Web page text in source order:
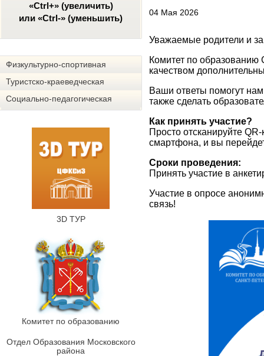
«Ctrl+» (увеличить)
или «Ctrl-» (уменьшить)
Физкультурно-спортивная
Туристско-краеведческая
Социально-педагогическая
3D ТУР
Комитет по образованию
Отдел Образования Московского
района
04 Мая 2026
Уважаемые родители и
Комитет по образованию
качеством
Ваши ответы помогут
также сделать
Как принять участие?
Просто отсканируйте
смартфона, и вы
Сроки проведения:
Принять участие в
Участие в опросе
связь!